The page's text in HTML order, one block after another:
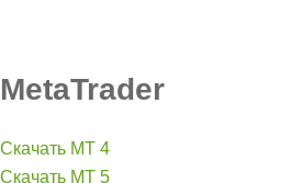
MetaTrader
Скачать MT 4
Скачать MT 5